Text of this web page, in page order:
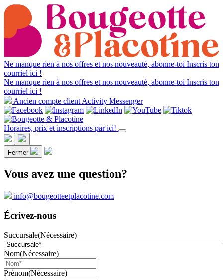
Ne manque rien à nos offres et nos nouveauté, abonne-toi Inscris ton
courriel ici !
Ne manque rien à nos offres et nos nouveauté, abonne-toi Inscris ton
courriel ici !
Ancien compte client Activity Messenger
Horaires, prix et inscriptions par ici!
Fermer
Vous avez une question?
info@bougeotteetplacotine.com
Écrivez-nous
Succursale(Nécessaire)
Nom(Nécessaire)
Prénom(Nécessaire)